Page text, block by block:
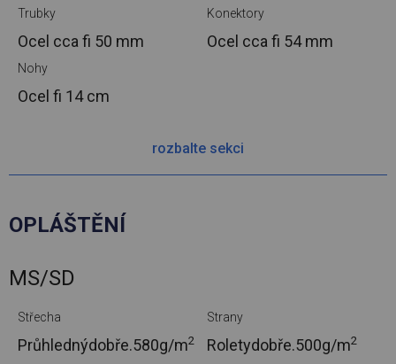
Trubky
Ocel ccafi 50 mm
Konektory
Ocel ccafi 54 mm
Nohy
Ocel fi 14 cm
rozbalte sekci
OPLÁŠTĚNÍ
MS/SD
Střecha
Průhlednýdobře.580g/m2
Strany
Roletydobře.500g/m2